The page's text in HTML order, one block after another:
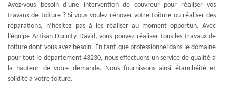
Avez-vous besoin d’une intervention de couvreur pour réaliser vos
travaux de toiture ? Si vous voulez rénover votre toiture ou réaliser des
réparations, n’hésitez pas à les réaliser au moment opportun. Avec
l’équipe Artisan Duculty David, vous pouvez réaliser tous les travaux de
toiture dont vous avez besoin. En tant que professionnel dans le domaine
pour tout le département 43230, nous effectuons un service de qualité à
la hauteur de votre demande. Nous fournissons ainsi étanchéité et
solidité à votre toiture.